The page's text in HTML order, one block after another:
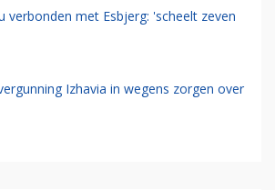
verbonden met Esbjerg: 'scheelt zeven
Izhavia in wegens zorgen over